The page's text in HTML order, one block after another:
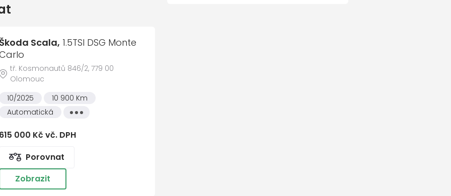
Škoda Scala, 1.5TSI DSG Monte
tř. Kosmonautů 846/2, 779 00
Olomouc
10/2025
10 900 Km
Automatická
Všechny
615 000 Kč vč. DPH
Porovnat
Zobrazit
nám vzkaz 2
*